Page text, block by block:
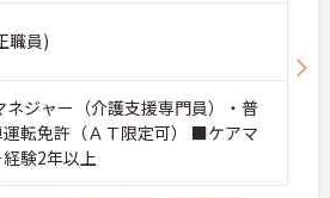
職員)
ジャー（介護支援専門員）・普
免許（ＡＴ限定可） ■ケアマ
験2年以上